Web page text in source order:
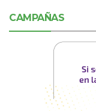
CAMPAÑAS